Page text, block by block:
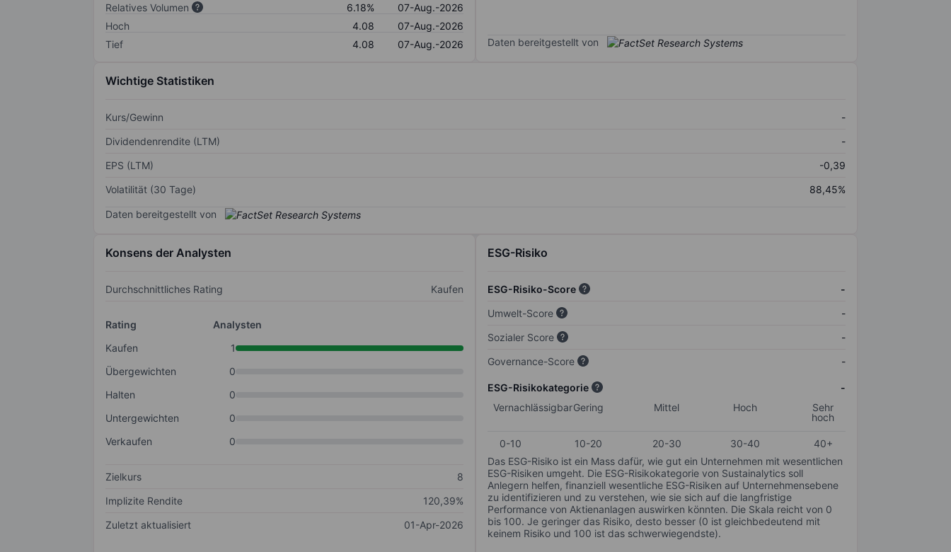
Relatives Volumen
6.18%
07-Aug.-2026
Hoch
4.08
07-Aug.-2026
Tief
4.08 07-Aug.-2026 Daten bereitgestellt von
Wichtige Statistiken
Kurs/Gewinn
-
Dividendenrendite (LTM)
-
EPS (LTM)
-0,39
Volatilität (30 Tage)
88,45%
Daten bereitgestellt von
Konsens der Analysten
Durchschnittliches Rating Kaufen
Rating
Analysten
Kaufen
1
Übergewichten
0
Halten
0
Untergewichten
0
Verkaufen
0
Zielkurs
8
Implizite Rendite
120,39%
Zuletzt aktualisiert
01-Apr-2026
ESG-Risiko
ESG-Risiko-Score
-
Umwelt-Score
-
Sozialer Score
-
Governance-Score
-
ESG-Risikokategorie
-
VernachlässigbarGering Mittel Hoch
Sehr
hoch
0-10 10-20 20-30 30-40
40+
Das ESG-Risiko ist ein Mass dafür, wie gut ein Unternehmen mit wesentlichen
ESG-Risiken umgeht. Die ESG-Risikokategorie von Sustainalytics soll
Anlegern helfen, finanziell wesentliche ESG-Risiken auf Unternehmensebene
zu identifizieren und zu verstehen, wie sie sich auf die langfristige
Performance von Aktienanlagen auswirken könnten. Die Skala reicht von 0
bis 100. Je geringer das Risiko, desto besser (0 ist gleichbedeutend mit
keinem Risiko und 100 ist das schwerwiegendste).